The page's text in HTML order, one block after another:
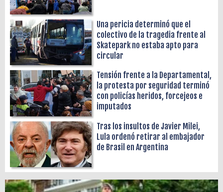
Una pericia determinó que el
colectivo de la tragedia frente al
Skatepark no estaba apto para
circular
Tensión frente a la Departamental,
la protesta por seguridad terminó
con policías heridos, forcejeos e
imputados
Tras los insultos de Javier Milei,
Lula ordenó retirar al embajador
de Brasil en Argentina